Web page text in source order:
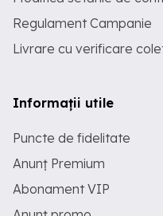
Regulament Campanie
Livrare cu verificare
Informații utile
Puncte de fidelitate
Anunț Premium
Abonament VIP